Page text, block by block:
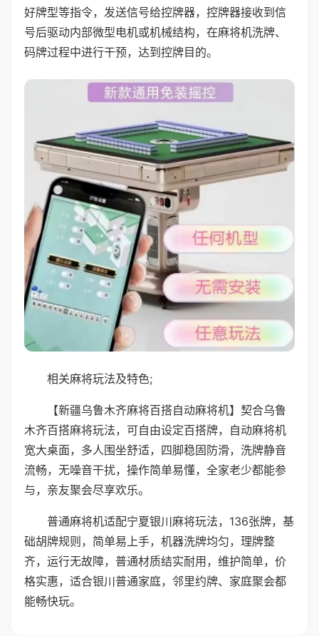
好牌型等指令，发送信号给控牌器，控牌器接收到信
号后驱动内部微型电机或机械结构，在麻将机洗牌、
码牌过程中进行干预，达到控牌目的。
相关麻将玩法及特色;
【新疆乌鲁木齐麻将百搭自动麻将机】契合乌鲁
木齐百搭麻将玩法，可自由设定百搭牌，自动麻将机
宽大桌面，多人围坐舒适，四脚稳固防滑，洗牌静音
流畅，无噪音干扰，操作简单易懂，全家老少都能参
与，亲友聚会尽享欢乐。
普通麻将机适配宁夏银川麻将玩法，136张牌，基
础胡牌规则，简单易上手，机器洗牌均匀，理牌整
齐，运行无故障，普通材质结实耐用，维护简单，价
格实惠，适合银川普通家庭，邻里约牌、家庭聚会都
能畅快玩。